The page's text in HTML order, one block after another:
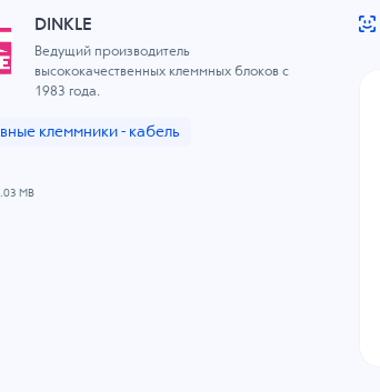
DINKLE
Ведущий производитель
высококачественных клеммных блоков с
1983 года.
клеммники - кабель
MB